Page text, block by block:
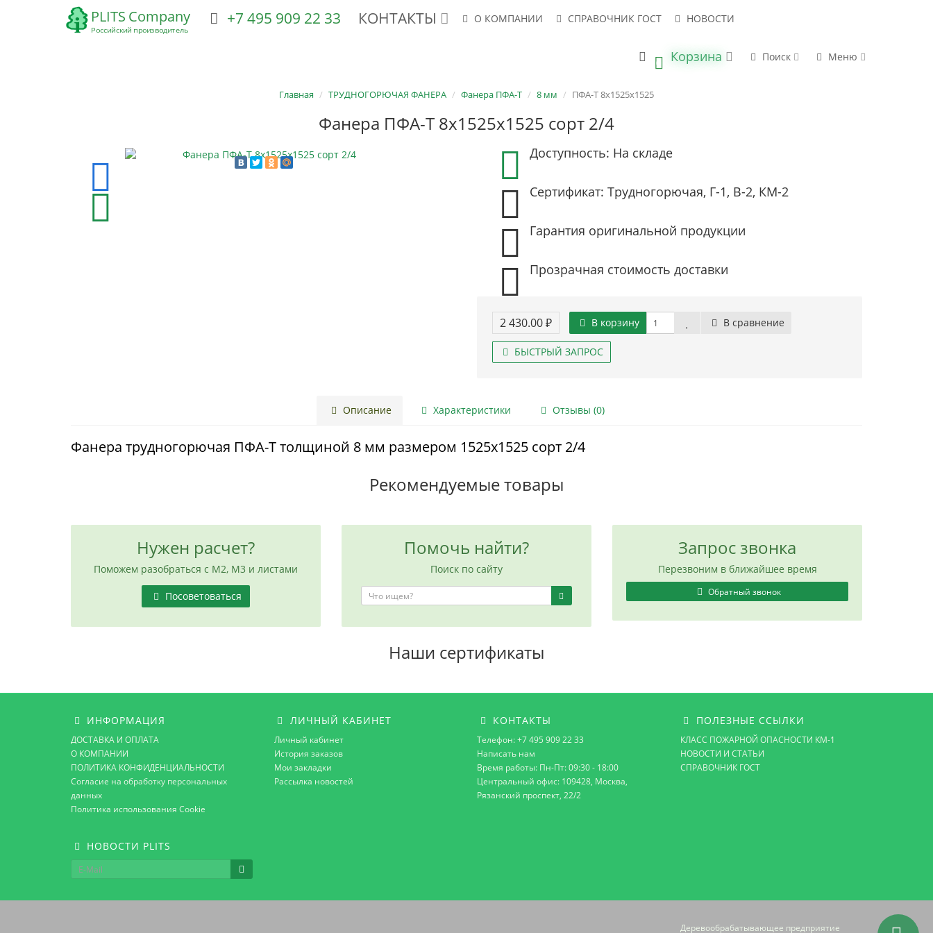
+7 495 909 22 33 КОНТАКТЫ О КОМПАНИИ СПРАВОЧНИК ГОСТ НОВОСТИ
0 Корзина Поиск Меню
ФСФ-ТВ/ТС В НАЛИЧИИ НАПРАВИТЬ ЗАПРОС
Главная ТРУДНОГОРЮЧАЯ ФАНЕРА Фанера ПФА-Т 8 мм ПФА-Т 8х1525х1525
Фанера ПФА-Т 8х1525х1525 сорт 2/4
Доступность: На складе
Сертификат: Трудногорючая, Г-1, В-2, КМ-2
Гарантия оригинальной продукции
Прозрачная стоимость доставки
2 430.00 ₽ В корзину В сравнение
БЫСТРЫЙ ЗАПРОС
Описание Характеристики Отзывы (0)
Фанера трудногорючая ПФА-Т толщиной 8 мм размером 1525х1525 сорт 2/4
Рекомендуемые товары
Нужен расчет?
Поможем разобраться с М2, М3 и листами
Посоветоваться
Помочь найти?
Поиск по сайту
Запрос звонка
Перезвоним в ближайшее время
Обратный звонок
Наши сертификаты
ИНФОРМАЦИЯ
ДОСТАВКА И ОПЛАТА
О КОМПАНИИ
ПОЛИТИКА КОНФИДЕНЦИАЛЬНОСТИ
Согласие на обработку персональных
данных
Политика использования Cookie
ЛИЧНЫЙ КАБИНЕТ
Личный кабинет
История заказов
Мои закладки
Рассылка новостей
КОНТАКТЫ
Телефон: +7 495 909 22 33
Написать нам
Время работы: Пн-Пт: 09:30 - 18:00
Центральный офис: 109428, Москва,
Рязанский проспект, 22/2
ПОЛЕЗНЫЕ ССЫЛКИ
КЛАСС ПОЖАРНОЙ ОПАСНОСТИ КМ-1
НОВОСТИ И СТАТЬИ
СПРАВОЧНИК ГОСТ
НОВОСТИ PLITS
Деревообрабатывающее предприятие